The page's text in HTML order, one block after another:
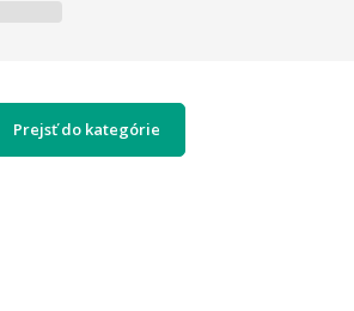
Prejsť do kategórie